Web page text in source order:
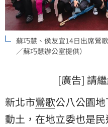
蘇巧慧、侯友宜14日出席鶯
／蘇巧慧辦公室提供）
[廣告] 請
新北市鶯歌公八公園地
動土，在地立委也是